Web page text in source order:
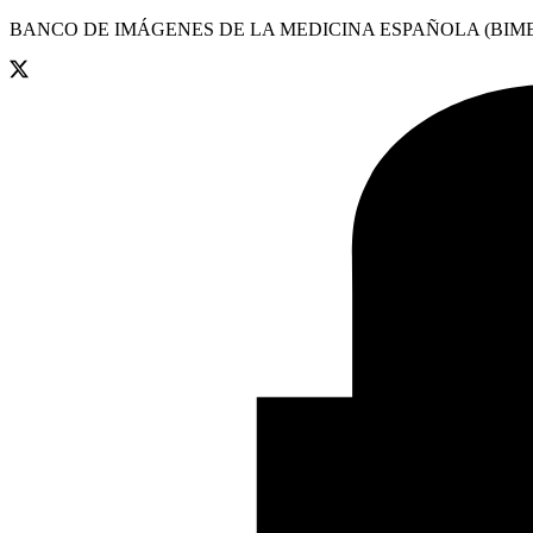
BANCO DE IMÁGENES DE LA MEDICINA ESPAÑOLA